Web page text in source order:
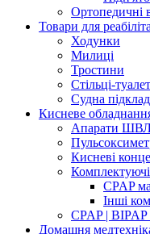
Ортопедичні
Товари для
Ходунки
Милиці
Тростини
Стільці-
Судна
Кисневе
Апарати
Кисневі
Комплектуючі
CPAP
Інші
CPAP | BIPAP
Домашня